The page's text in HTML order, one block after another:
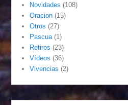
Novidades (108)
Oracion (15)
Otros (27)
Pascua (1)
Retiros (23)
Vídeos (36)
Vivencias (2)